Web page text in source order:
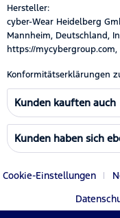
Hersteller:
cyber-Wear Heidelberg
Mannheim, Deutschland,
https://mycybergroup.com,
Konformitätserklärungen
Kunden kauften auch
Kunden haben sich
Cookie-Einstellungen